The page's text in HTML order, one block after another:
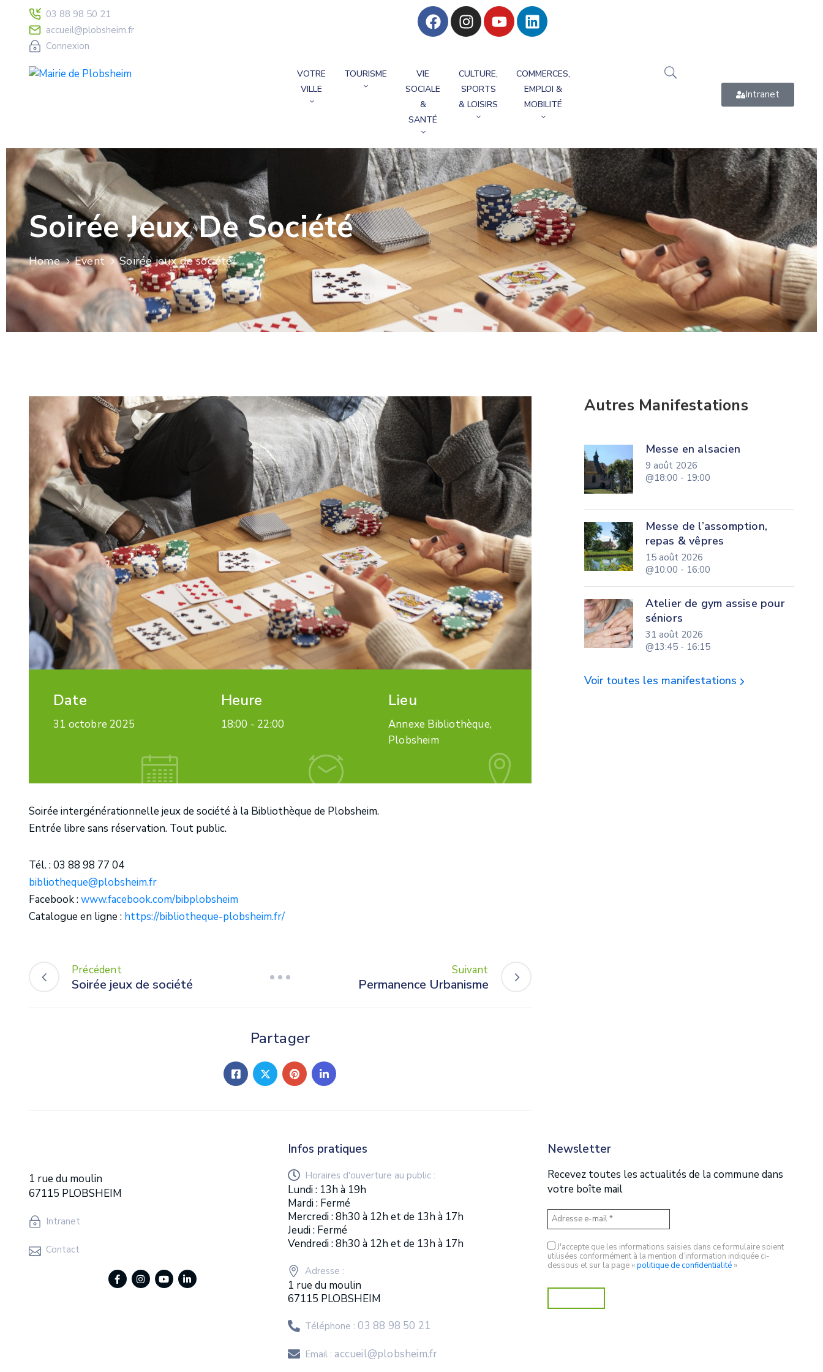
03 88 98 50 21
accueil@plobsheim.fr
Connexion
VOTRE
VILLE
TOURISME
VIE
SOCIALE
&
SANTÉ
CULTURE,
SPORTS
& LOISIRS
COMMERCES,
EMPLOI &
MOBILITÉ
Intranet
Soirée Jeux De Société
Home Event Soirée jeux de société
Date
31 octobre 2025
Heure
18:00 - 22:00
Lieu
Annexe Bibliothèque,
Plobsheim
Soirée intergénérationnelle jeux de société à la Bibliothèque de Plobsheim.
Entrée libre sans réservation. Tout public.
Tél. : 03 88 98 77 04
bibliotheque@plobsheim.fr
Facebook :www.facebook.com/bibplobsheim
Catalogue en ligne : https://bibliotheque-plobsheim.fr/
Précédent
Soirée jeux de société
Suivant
Permanence Urbanisme
Partager
Autres Manifestations
Messe en alsacien
9 août 2026
@18:00 - 19:00
Messe de l’assomption,
repas & vêpres
15 août 2026
@10:00 - 16:00
Atelier de gym assise pour
séniors
31 août 2026
@13:45 - 16:15
Voir toutes les manifestations
1 rue du moulin
67115 PLOBSHEIM
Intranet
Contact
Infos pratiques
Horaires d'ouverture au public :
Lundi : 13h à 19h
Mardi : Fermé
Mercredi : 8h30 à 12h et de 13h à 17h
Jeudi : Fermé
Vendredi : 8h30 à 12h et de 13h à 17h
Adresse :
1 rue du moulin
67115 PLOBSHEIM
Téléphone :03 88 98 50 21
Email : accueil@plobsheim.fr
Newsletter
Recevez toutes les actualités de la commune dans
votre boîte mail
J'accepte que les informations saisies dans ce formulaire soient
utilisées conformément à la mention d’information indiquée ci-
dessous et sur la page «politique de confidentialité»